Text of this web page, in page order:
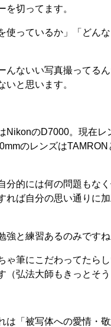
切ってます。
っているか」「どん
ないい写真撮ってる
と思います。
のD7000。現在
のレンズは
的には何の問題もな
ば自分の思い通りに
と練習あるのみですね
筆にこだわってたら
（弘法大師もきっとそ
「被写体への愛情・敬